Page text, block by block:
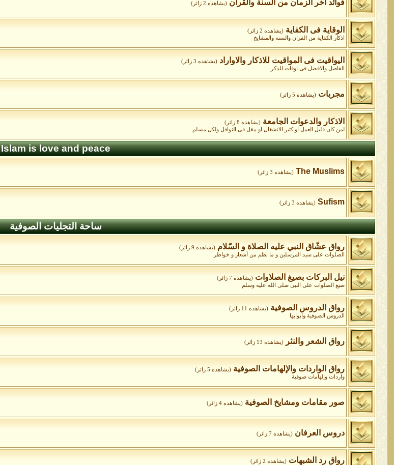
فوائد أخر الزمان من السنة والقران (يشاهده 2 زائر)
الوقاية فى الكفاية (يشاهده 2 زائر)
اذكار الكفاية من القران والسنة والمشايخ
اليواقيت فى المواقيت للاذكار والاواراد (يشاهده 3 زائر)
الفاضل والافضل فى اوقات للذكر
مجربات (يشاهده 5 زائر)
الاذكار والدعوات الجامعة (يشاهده 8 زائر)
لمن كان قليل العمل او كثير الانشغال او مقل فى النوافل ولكل مسلم
Islam is love and peace
The Muslims (يشاهده 3 زائر)
Sufism (يشاهده 3 زائر)
ساحة التجليات الصوفية
رواق عشّاق النبي عليه الصلاة و السّلام (يشاهده 9 زائر)
الصلوات على سيد المرسلين و ما نظم من أشعار و خواطر
نيل البركات بصيغ الصلاوات (يشاهده 7 زائر)
صيغ الصلوات على النبى صلى الله عليه وسلم
رواق الدروس الصوفية (يشاهده 11 زائر)
الدروس الصوفية وأبوابها
رواق الشعر والنثر (يشاهده 13 زائر)
رواق الواردات واﻹلهامات الصوفية (يشاهده 5 زائر)
واردات وإلهامات صوفية
صور مقامات ومشايخ الصوفية (يشاهده 4 زائر)
دروس العرفان (يشاهده 7 زائر)
رواق رد الشبهات (يشاهده 2 زائر)